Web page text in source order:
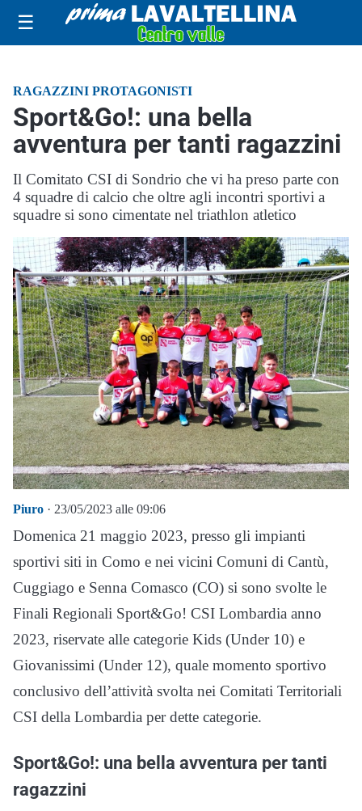
☰
RAGAZZINI PROTAGONISTI
Sport&Go!: una bella
avventura per tanti ragazzini
Il Comitato CSI di Sondrio che vi ha preso parte con
4 squadre di calcio che oltre agli incontri sportivi a
squadre si sono cimentate nel triathlon atletico
Piuro · 23/05/2023 alle 09:06
Domenica 21 maggio 2023, presso gli impianti
sportivi siti in Como e nei vicini Comuni di Cantù,
Cuggiago e Senna Comasco (CO) si sono svolte le
Finali Regionali Sport&Go! CSI Lombardia anno
2023, riservate alle categorie Kids (Under 10) e
Giovanissimi (Under 12), quale momento sportivo
conclusivo dell’attività svolta nei Comitati Territoriali
CSI della Lombardia per dette categorie.
Sport&Go!: una bella avventura per tanti
ragazzini